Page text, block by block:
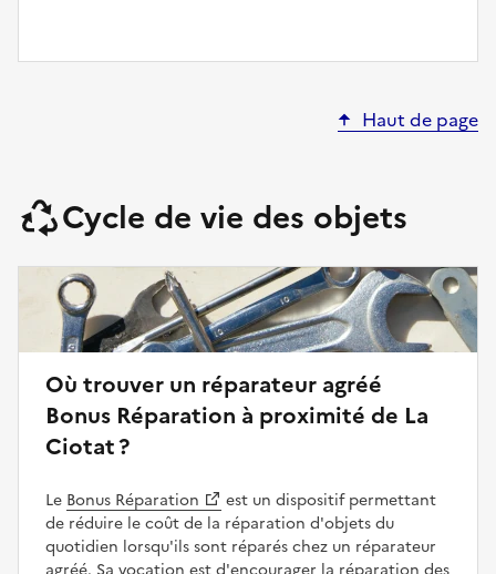
Haut de page
Cycle de vie des objets
Où trouver un réparateur agréé
Bonus Réparation à proximité de La
Ciotat ?
Le Bonus Réparation
est un dispositif permettant
de réduire le coût de la réparation d'objets du
quotidien lorsqu'ils sont réparés chez un réparateur